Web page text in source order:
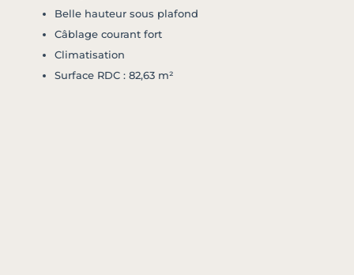
Belle hauteur sous plafond
Câblage courant fort
Climatisation
Surface RDC : 82,63 m²